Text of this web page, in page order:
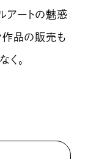
アートの魅惑
作品の販売も
く。